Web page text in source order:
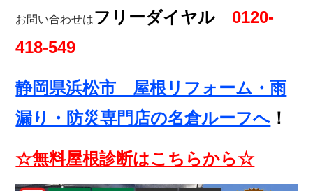
お問い合わせはフリーダイヤル 0120-
418-549
静岡県浜松市 屋根リフォーム・雨
漏り・防災専門店の名倉ルーフへ ！
☆無料屋根診断はこちらから☆